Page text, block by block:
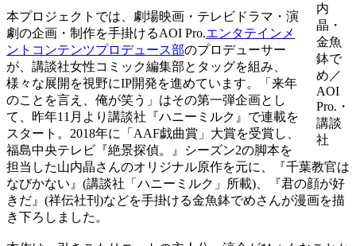
内
晶・
金魚
鉢で
め／
AOI
Pro.・
講談
社
本プロジェクトでは、劇場映画・テレビドラマ・演
劇の企画・制作を手掛けるAOI Pro.エンタテインメ
ントコンテンツプロデュース部のプロデューサー
が、講談社女性コミック編集部とタッグを組み、
様々な展開を視野にIP開発を進めています。「来年
のことを言え、俺が笑う」はその第一弾企画とし
て、昨年11月より講談社『ハニーミルク』で連載を
スタート。2018年に「AAF戯曲賞」大賞を受賞し、
福島中央テレビ『絶景探偵。』シーズン2の脚本を
担当した山内晶さんのオリジナル原作を元に、『千葉教官は
なびかない』(講談社「ハニーミルク」所載)、『君の顔が好
きだ』(祥伝社刊)などを手掛ける金魚鉢でめさんが漫画を描
き下ろしました。